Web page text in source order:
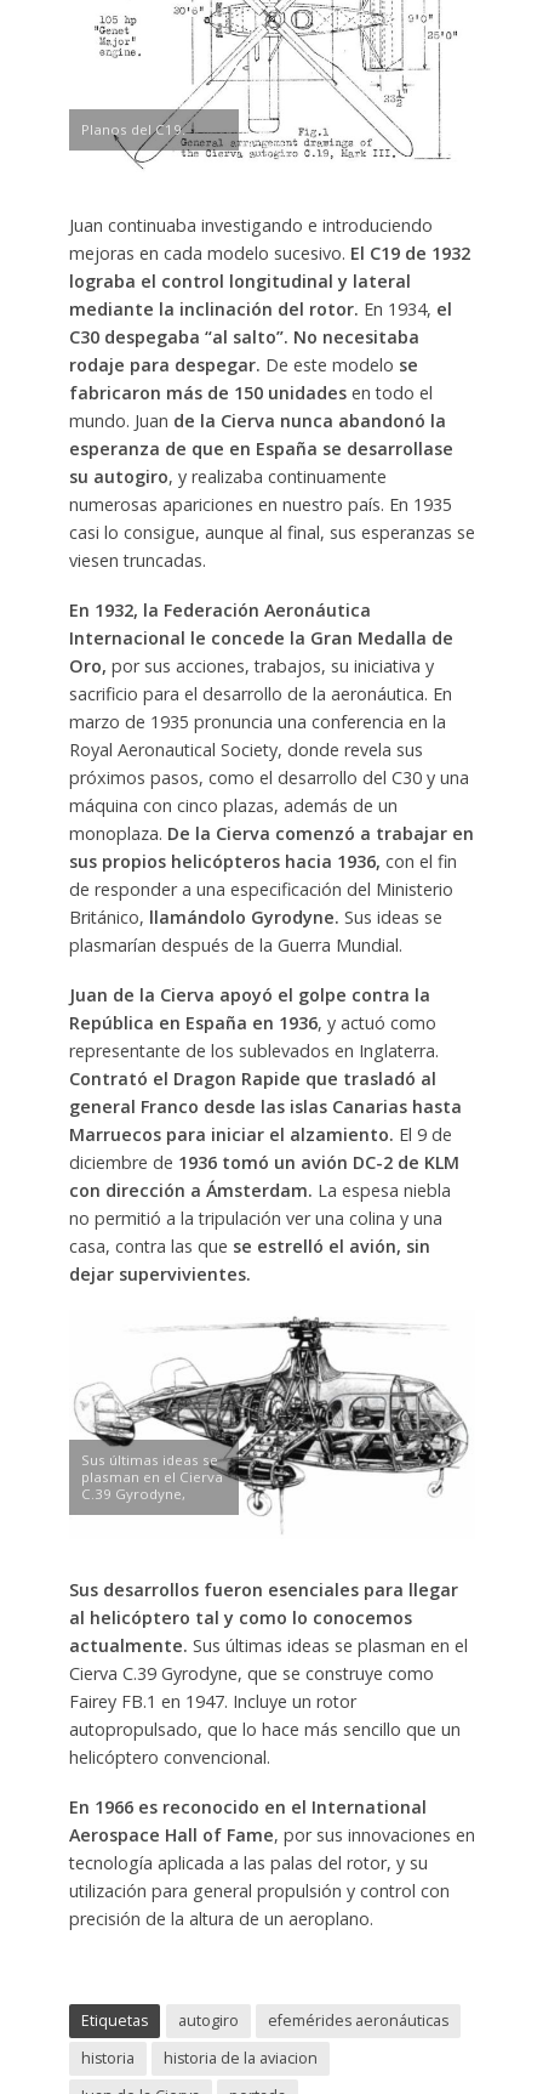
Planos del C19.
Juan continuaba investigando e introduciendo
mejoras en cada modelo sucesivo. El C19 de 1932
lograba el control longitudinal y lateral
mediante la inclinación del rotor. En 1934, el
C30 despegaba “al salto”. No necesitaba
rodaje para despegar. De este modelo se
fabricaron más de 150 unidadesen todo el
mundo. Juan de la Cierva nunca abandonó la
esperanza de que en España se desarrollase
su autogiro, y realizaba continuamente
numerosas apariciones en nuestro país. En 1935
casi lo consigue, aunque al final, sus esperanzas se
viesen truncadas.
En 1932, la Federación Aeronáutica
Internacional le concede la Gran Medalla de
Oro, por sus acciones, trabajos, su iniciativa y
sacrificio para el desarrollo de la aeronáutica. En
marzo de 1935 pronuncia una conferencia en la
Royal Aeronautical Society, donde revela sus
próximos pasos, como el desarrollo del C30 y una
máquina con cinco plazas, además de un
monoplaza. De la Cierva comenzó a trabajar en
sus propios helicópteros hacia 1936, con el fin
de responder a una especificación del Ministerio
Británico, llamándolo Gyrodyne. Sus ideas se
plasmarían después de la Guerra Mundial.
Juan de la Cierva apoyó el golpe contra la
República en España en 1936, y actuó como
representante de los sublevados en Inglaterra.
Contrató el Dragon Rapide que trasladó al
general Franco desde las islas Canarias hasta
Marruecos para iniciar el alzamiento. El 9 de
diciembre de 1936 tomó un avión DC-2 de KLM
con dirección a Ámsterdam. La espesa niebla
no permitió a la tripulación ver una colina y una
casa, contra las que se estrelló el avión, sin
dejar supervivientes.
Sus últimas ideas se
plasman en el Cierva
C.39 Gyrodyne,
Sus desarrollos fueron esenciales para llegar
al helicóptero tal y como lo conocemos
actualmente. Sus últimas ideas se plasman en el
Cierva C.39 Gyrodyne, que se construye como
Fairey FB.1 en 1947. Incluye un rotor
autopropulsado, que lo hace más sencillo que un
helicóptero convencional.
En 1966 es reconocido en el International
Aerospace Hall of Fame, por sus innovaciones en
tecnología aplicada a las palas del rotor, y su
utilización para general propulsión y control con
precisión de la altura de un aeroplano.
Etiquetas autogiro
efemérides aeronáuticas
historia
historia de la aviacion